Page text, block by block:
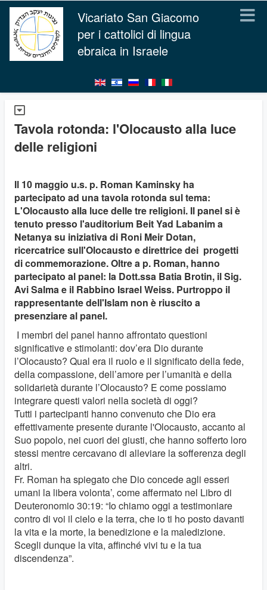
Vicariato San Giacomo
per i cattolici di lingua
ebraica in Israele
Tavola rotonda: l'Olocausto alla luce
delle religioni
Il 10 maggio u.s. p. Roman Kaminsky ha
partecipato ad una tavola rotonda sul tema:
L'Olocausto alla luce delle tre religioni. Il panel si è
tenuto presso l'auditorium Beit Yad Labanim a
Netanya su iniziativa di Roni Meir Dotan,
ricercatrice sull'Olocausto e direttrice dei progetti
di commemorazione. Oltre a p. Roman, hanno
partecipato al panel: la Dott.ssa Batia Brotin, il Sig.
Avi Salma e il Rabbino Israel Weiss. Purtroppo il
rappresentante dell'Islam non è riuscito a
presenziare al panel.
I membri del panel hanno affrontato questioni
significative e stimolanti: dov’era Dio durante
l’Olocausto? Qual era il ruolo e il significato della fede,
della compassione, dell’amore per l’umanità e della
solidarietà durante l’Olocausto? E come possiamo
integrare questi valori nella società di oggi?
Tutti i partecipanti hanno convenuto che Dio era
effettivamente presente durante l'Olocausto, accanto al
Suo popolo, nei cuori dei giusti, che hanno sofferto loro
stessi mentre cercavano di alleviare la sofferenza degli
altri.
Fr. Roman ha spiegato che Dio concede agli esseri
umani la libera volonta’, come affermato nel Libro di
Deuteronomio 30:19: “Io chiamo oggi a testimoniare
contro di voi il cielo e la terra, che io ti ho posto davanti
la vita e la morte, la benedizione e la maledizione.
Scegli dunque la vita, affinché vivi tu e la tua
discendenza”.